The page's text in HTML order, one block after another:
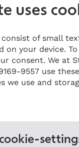
uses
consist of small
on your device.
consent. We at
9557 use
we use and